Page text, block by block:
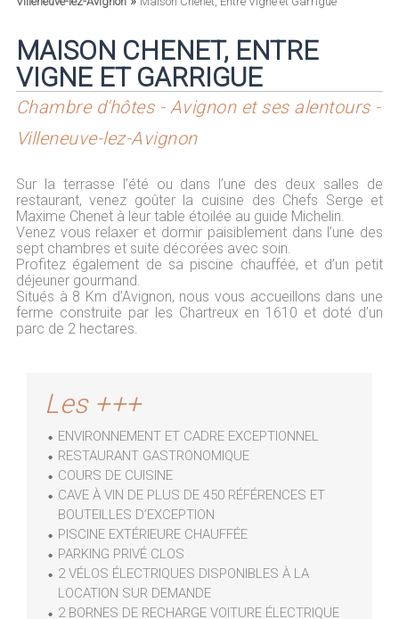
MAISON CHENET, ENTRE
VIGNE ET GARRIGUE
Chambre d'hôtes - Avignon et ses alentours -
Villeneuve-lez-Avignon
Sur la terrasse l’été ou dans l’une des deux salles de
restaurant, venez goûter la cuisine des Chefs Serge et
Maxime Chenet à leur table étoilée au guide Michelin.
Venez vous relaxer et dormir paisiblement dans l’une des
sept chambres et suite décorées avec soin.
Profitez également de sa piscine chauffée, et d’un petit
déjeuner gourmand.
Situés à 8 Km d’Avignon, nous vous accueillons dans une
ferme construite par les Chartreux en 1610 et doté d’un
parc de 2 hectares.
Les +++
ENVIRONNEMENT ET CADRE EXCEPTIONNEL
RESTAURANT GASTRONOMIQUE
COURS DE CUISINE
CAVE À VIN DE PLUS DE 450 RÉFÉRENCES ET
BOUTEILLES D’EXCEPTION
PISCINE EXTÉRIEURE CHAUFFÉE
PARKING PRIVÉ CLOS
2 VÉLOS ÉLECTRIQUES DISPONIBLES À LA
LOCATION SUR DEMANDE
2 BORNES DE RECHARGE VOITURE ÉLECTRIQUE